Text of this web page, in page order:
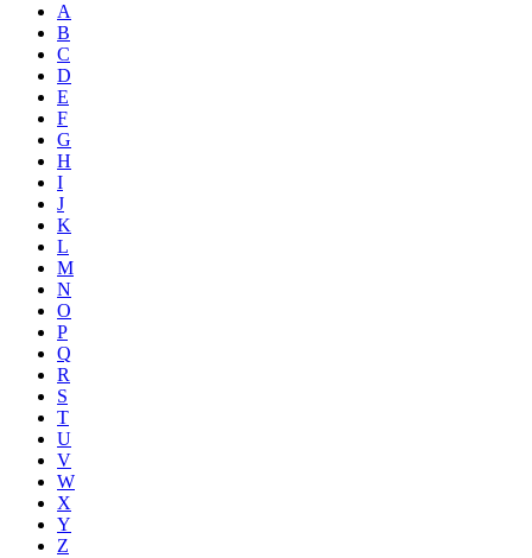
A
B
C
D
E
F
G
H
I
J
K
L
M
N
O
P
Q
R
S
T
U
V
W
X
Y
Z